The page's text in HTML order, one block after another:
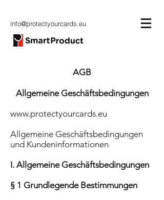
info@protectyourcards.eu
AGB
Allgemeine Geschäftsbedingungen
www.protectyourcards.eu
Allgemeine Geschäftsbedingungen
und Kundeninformationen
I. Allgemeine Geschäftsbedingungen
§ 1 Grundlegende Bestimmungen